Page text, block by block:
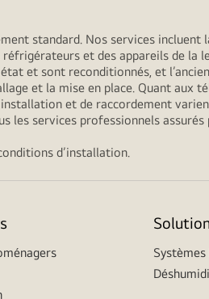
standard. Nos services
et des appareils de la
et sont reconditionnés, et
et la mise en place. Quant
et de raccordement
les services professionnels assurés
d’installation.